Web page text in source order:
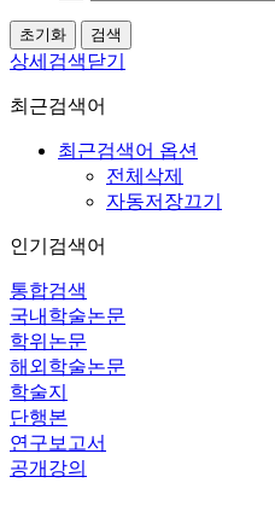
상세검색닫기
최근검색어
최근검색어 옵션
전체삭제
자동저장끄기
인기검색어
통합검색
국내학술논문
학위논문
해외학술논문
학술지
단행본
연구보고서
공개강의